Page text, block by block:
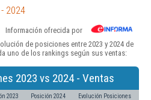
2024
Información ofrecida por
de posiciones entre 2023 y 2024 de
uno de los rankings según sus ventas:
2023 vs 2024 - Ventas
2023 Posición 2024 Evolución Posiciones